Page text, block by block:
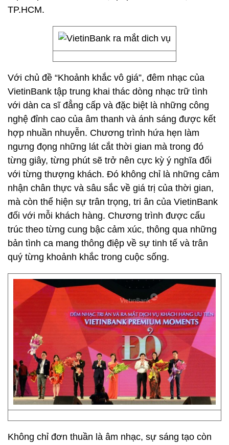
TP.HCM.
Với chủ đề “Khoảnh khắc vô giá”, đêm nhạc của
VietinBank tập trung khai thác dòng nhạc trữ tình
với dàn ca sĩ đẳng cấp và đặc biệt là những công
nghệ đỉnh cao của âm thanh và ánh sáng được kết
hợp nhuần nhuyễn. Chương trình hứa hẹn làm
ngưng đọng những lát cắt thời gian mà trong đó
từng giây, từng phút sẽ trở nên cực kỳ ý nghĩa đối
với từng thượng khách. Đó không chỉ là những cảm
nhận chân thực và sâu sắc về giá trị của thời gian,
mà còn thể hiện sự trân trọng, tri ân của VietinBank
đối với mỗi khách hàng. Chương trình được cấu
trúc theo từng cung bậc cảm xúc, thông qua những
bản tình ca mang thông điệp về sự tinh tế và trân
quý từng khoảnh khắc trong cuộc sống.
Không chỉ đơn thuần là âm nhạc, sự sáng tạo còn